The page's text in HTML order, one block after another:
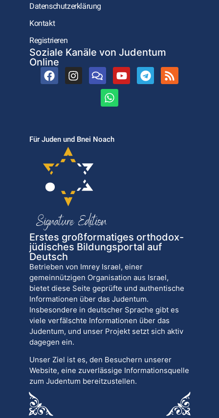
Datenschutzerklärung
Kontakt
Registrieren
Soziale Kanäle von Judentum
Online
Für Juden und Bnei Noach
Erstes großformatiges orthodox-
jüdisches Bildungsportal auf
Deutsch
Betrieben von Imrey Israel, einer
gemeinnützigen Organisation aus Israel,
bietet diese Seite geprüfte und authentische
Informationen über das Judentum.
Insbesondere in deutscher Sprache gibt es
viele verfälschte Informationen über das
Judentum, und unser Projekt setzt sich aktiv
dagegen ein.
Unser Ziel ist es, den Besuchern unserer
Website, eine zuverlässige Informationsquelle
zum Judentum bereitzustellen.